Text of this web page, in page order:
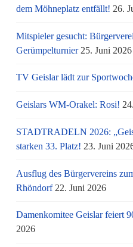
dem Möhneplatz entfällt! 26.
Mitspieler gesucht:
Gerümpelturnier 25. Juni 2026
TV Geislar lädt zur
Geislars WM-Orakel: Rosi!
STADTRADELN 2026:
starken 33. Platz! 23. Juni
Ausflug des Bürgervereins
Rhöndorf 22. Juni 2026
Damenkomitee Geislar feiert
2026